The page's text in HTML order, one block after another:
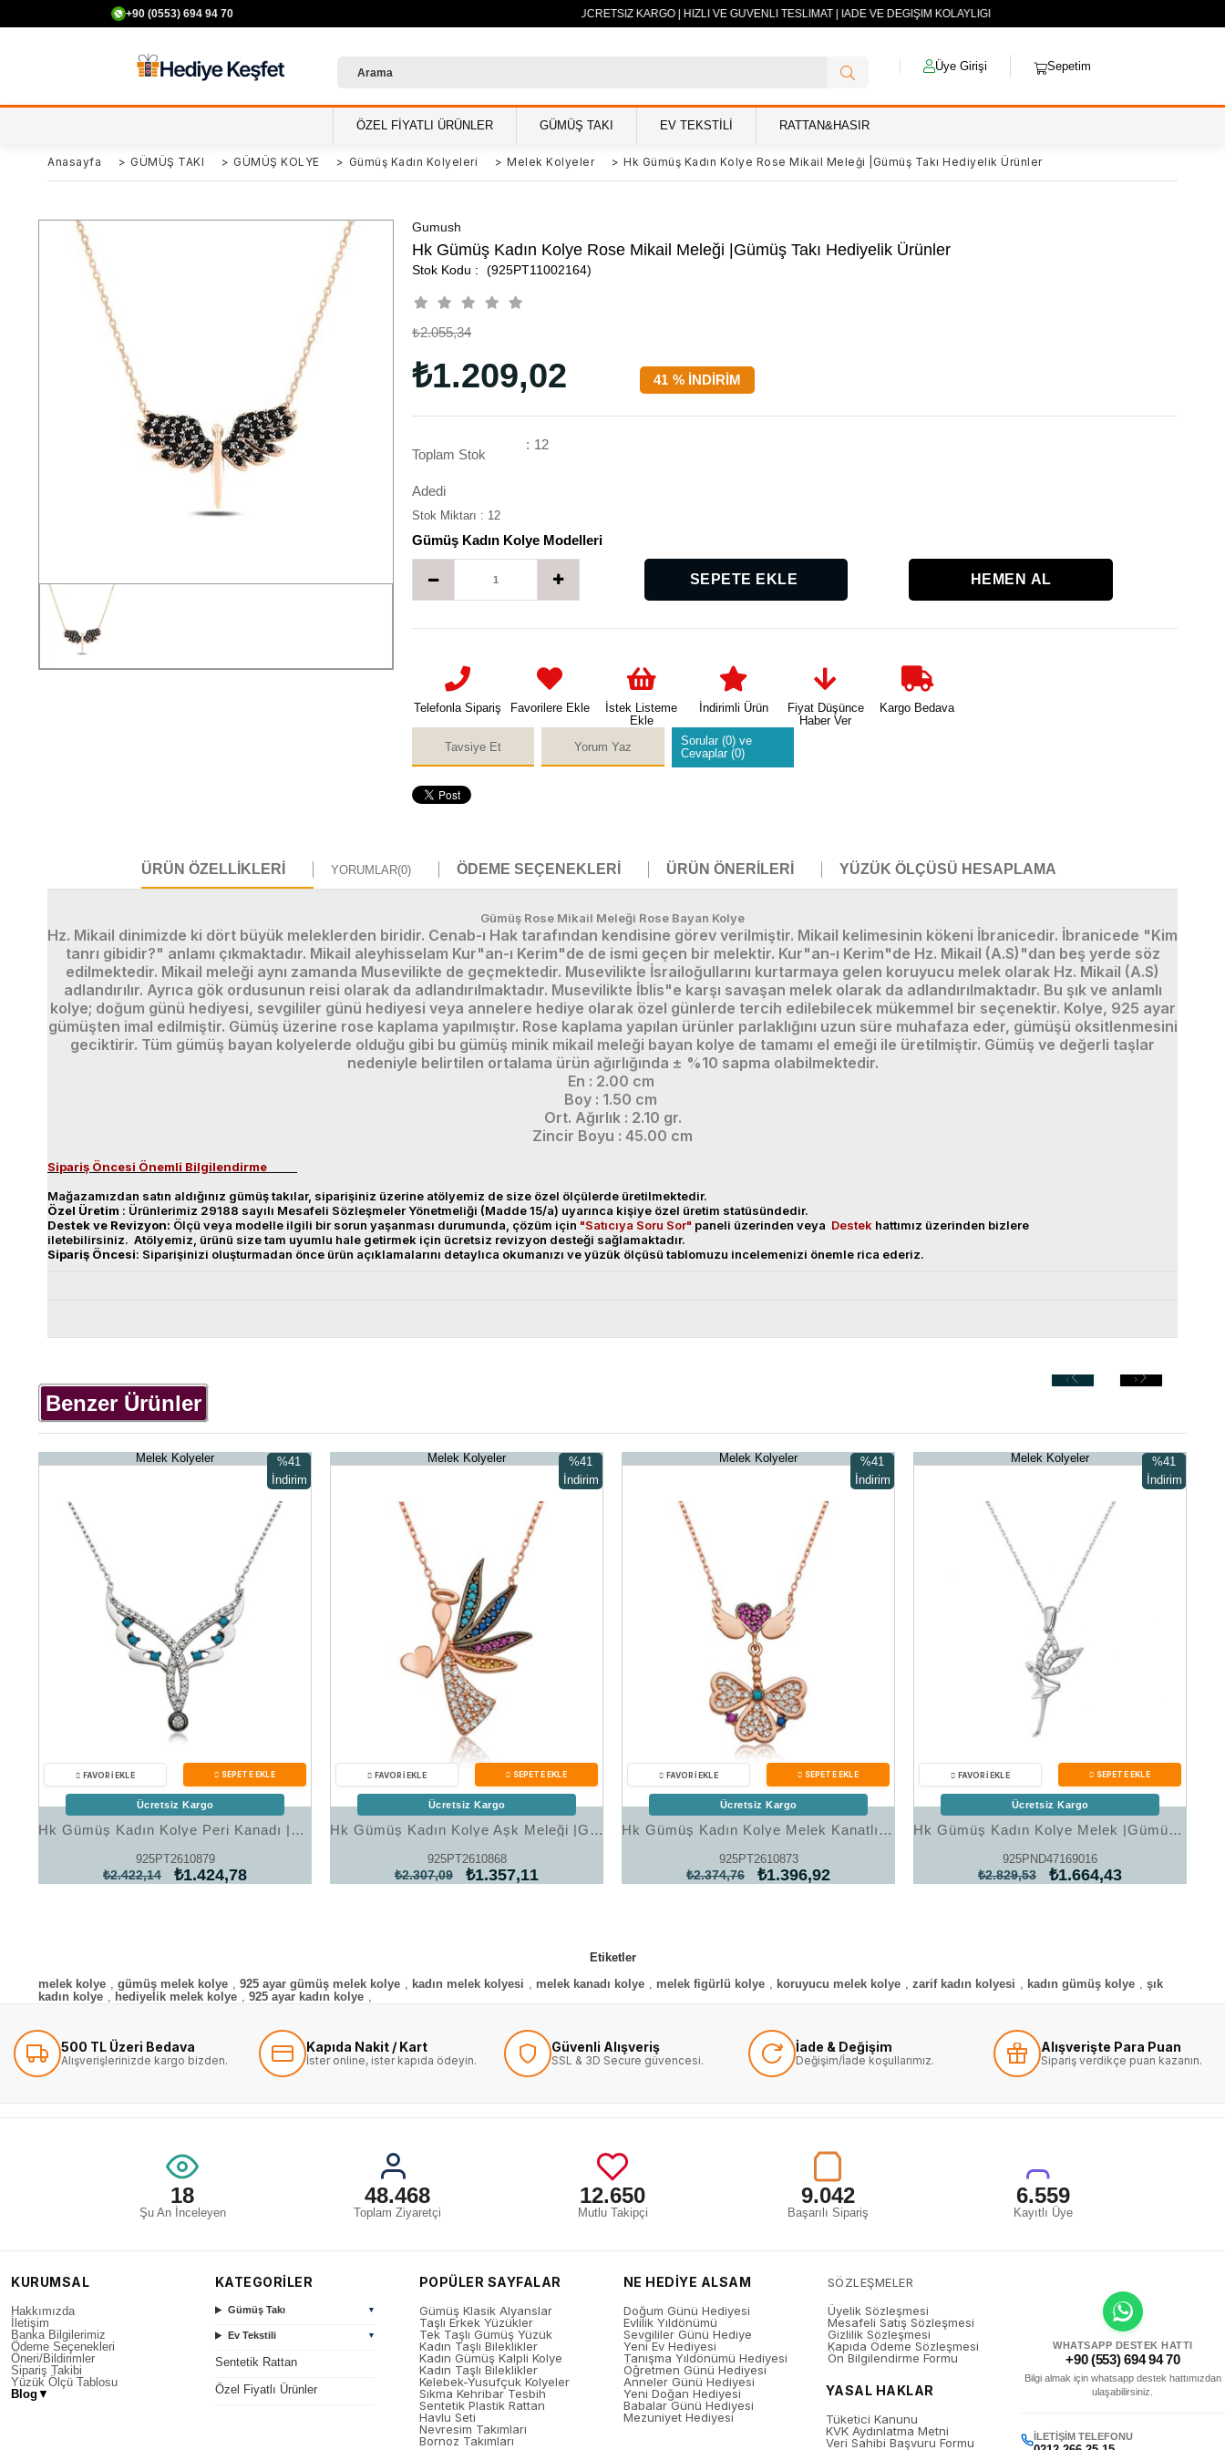
+90 (0553) 694 94 70 500 TL VE ÜZERİ ÜCRETSİZ KARGO | HIZLI VE GÜVENLİ TESLİMAT | İADE VE DEĞİŞİM KOLAYLIĞI
Üye Girişi Sepetim
ÖZEL FİYATLI ÜRÜNLER GÜMÜŞ TAKI EV TEKSTİLİ RATTAN&HASIR
Anasayfa > GÜMÜŞ TAKI > GÜMÜŞ KOLYE > Gümüş Kadın Kolyeleri > Melek Kolyeler > Hk Gümüş Kadın Kolye Rose Mikail Meleği |Gümüş Takı Hediyelik Ürünler
Gumush
Hk Gümüş Kadın Kolye Rose Mikail Meleği |Gümüş Takı Hediyelik Ürünler
(925PT11002164)
%
41 İNDIRIM
₺2.055,34
₺1.209,02
Toplam Stok
Adedi
: 12
Stok Miktarı : 12
Gümüş Kadın Kolye Modelleri
Telefonla Sipariş Favorilere Ekle
İstek Listeme
Ekle
İndirimli Ürün
Fiyat Düşünce
Haber Ver
Kargo Bedava
Tavsiye Et Yorum Yaz
Sorular (0) ve
Cevaplar (0)
ÜRÜN ÖZELLIKLERI YORUMLAR(0) ÖDEME SEÇENEKLERI ÜRÜN ÖNERILERI YÜZÜK ÖLÇÜSÜ HESAPLAMA
Gümüş Rose Mikail Meleği Rose Bayan Kolye
Hz. Mikail dinimizde ki dört büyük meleklerden biridir. Cenab-ı Hak tarafından kendisine görev verilmiştir. Mikail kelimesinin kökeni İbranicedir. İbranicede "Kim
tanrı gibidir?" anlamı çıkmaktadır. Mikail aleyhisselam Kur"an-ı Kerim"de de ismi geçen bir melektir. Kur"an-ı Kerim"de Hz. Mikail (A.S)"dan beş yerde söz
edilmektedir. Mikail meleği aynı zamanda Musevilikte de geçmektedir. Musevilikte İsrailoğullarını kurtarmaya gelen koruyucu melek olarak Hz. Mikail (A.S)
adlandırılır. Ayrıca gök ordusunun reisi olarak da adlandırılmaktadır. Musevilikte İblis"e karşı savaşan melek olarak da adlandırılmaktadır. Bu şık ve anlamlı
kolye; doğum günü hediyesi, sevgililer günü hediyesi veya annelere hediye olarak özel günlerde tercih edilebilecek mükemmel bir seçenektir. Kolye, 925 ayar
gümüşten imal edilmiştir. Gümüş üzerine rose kaplama yapılmıştır. Rose kaplama yapılan ürünler parlaklığını uzun süre muhafaza eder, gümüşü oksitlenmesini
geciktirir. Tüm gümüş bayan kolyelerde olduğu gibi bu gümüş minik mikail meleği bayan kolye de tamamı el emeği ile üretilmiştir. Gümüş ve değerli taşlar
nedeniyle belirtilen ortalama ürün ağırlığında ± %10 sapma olabilmektedir.
En : 2.00 cm
Boy : 1.50 cm
Ort. Ağırlık : 2.10 gr.
Zincir Boyu : 45.00 cm
Sipariş Öncesi Önemli Bilgilendirme
Mağazamızdan satın aldığınız gümüş takılar, siparişiniz üzerine atölyemiz de size özel ölçülerde üretilmektedir.
Özel Üretim : Ürünlerimiz 29188 sayılı Mesafeli Sözleşmeler Yönetmeliği (Madde 15/a) uyarınca kişiye özel üretim statüsündedir.
Destekve Revizyon: Ölçü veya modelle ilgili bir sorun yaşanması durumunda, çözüm için "Satıcıya Soru Sor" paneli üzerinden veya Destek hattımız üzerinden bizlere
iletebilirsiniz. Atölyemiz, ürünü size tam uyumlu hale getirmek için ücretsiz revizyon desteği sağlamaktadır.
Sipariş Öncesi: Siparişinizi oluşturmadan önce ürün açıklamalarını detaylıca okumanızı ve yüzük ölçüsü tablomuzu incelemenizi önemle rica ederiz.
Benzer Ürünler
Melek Kolyeler
Hk Gümüş Kadın Kolye Peri Kanadı |Gümüş Takı Hediyelik Ürünler
925PT2610879
₺1.424,78
₺2.422,14
%41
İndirim
%41İndirim
Ücretsiz Kargo
Melek Kolyeler
Hk Gümüş Kadın Kolye Aşk Meleği |Gümüş Takı Hediyelik Ürünler
925PT2610868
₺1.357,11
₺2.307,09
%41
İndirim
Ücretsiz Kargo
Melek Kolyeler
Hk Gümüş Kadın Kolye Melek Kanatlı Yonca |Gümüş Takı Hediyelik Ürünler
925PT2610873
₺1.396,92
₺2.374,76
%41
İndirim
Ücretsiz Kargo
Melek Kolyeler
Hk Gümüş Kadın Kolye Melek |Gümüş Takı Hediyelik Ürünler
925PND47169016
₺1.664,43
₺2.829,53
%41
İndirim
Ücretsiz Kargo
‹ ›
Etiketler
melek kolye , gümüş melek kolye , 925 ayar gümüş melek kolye , kadın melek kolyesi , melek kanadı kolye , melek figürlü kolye , koruyucu melek kolye , zarif kadın kolyesi , kadın gümüş kolye , şık
kadın kolye , hediyelik melek kolye , 925 ayar kadın kolye ,
500 TL Üzeri Bedava
Alışverişlerinizde kargo bizden.
Kapıda Nakit / Kart
İster online, ister kapıda ödeyin.
Güvenli Alışveriş
SSL & 3D Secure güvencesi.
İade & Değişim
Değişim/İade koşullarımız.
Alışverişte Para Puan
Sipariş verdikçe puan kazanın.
18
Şu An İnceleyen
48.468
Toplam Ziyaretçi
12.650
Mutlu Takipçi
9.042
Başarılı Sipariş
6.559
Kayıtlı Üye
KURUMSAL
Hakkımızda
İletişim
Banka Bilgilerimiz
Ödeme Seçenekleri
Öneri/Bildirimler
Sipariş Takibi
Yüzük Ölçü Tablosu
Blog ▼
KATEGORİLER
Gümüş Takı ▼
Ev Tekstili ▼
Sentetik Rattan
Özel Fiyatlı Ürünler
POPÜLER SAYFALAR
Gümüş Klasik Alyanslar
Taşlı Erkek Yüzükler
Tek Taşlı Gümüş Yüzük
Kadın Taşlı Bileklikler
Kadın Gümüş Kalpli Kolye
Kadın Taşlı Bileklikler
Kelebek-Yusufçuk Kolyeler
Sıkma Kehribar Tesbih
Sentetik Plastik Rattan
Havlu Seti
Nevresim Takımları
Bornoz Takımları
NE HEDİYE ALSAM
Doğum Günü Hediyesi
Evlilik Yıldönümü
Sevgililer Günü Hediye
Yeni Ev Hediyesi
Tanışma Yıldönümü Hediyesi
Öğretmen Günü Hediyesi
Anneler Günü Hediyesi
Yeni Doğan Hediyesi
Babalar Günü Hediyesi
Mezuniyet Hediyesi
SÖZLEŞMELER
Üyelik Sözleşmesi
Mesafeli Satış Sözleşmesi
Gizlilik Sözleşmesi
Kapıda Ödeme Sözleşmesi
Ön Bilgilendirme Formu
YASAL HAKLAR
Tüketici Kanunu
KVK Aydınlatma Metni
Veri Sahibi Başvuru Formu
WHATSAPP DESTEK HATTI
+90 (553) 694 94 70
Bilgi almak için whatsapp destek hattımızdan
ulaşabilirsiniz.
İLETIŞIM TELEFONU